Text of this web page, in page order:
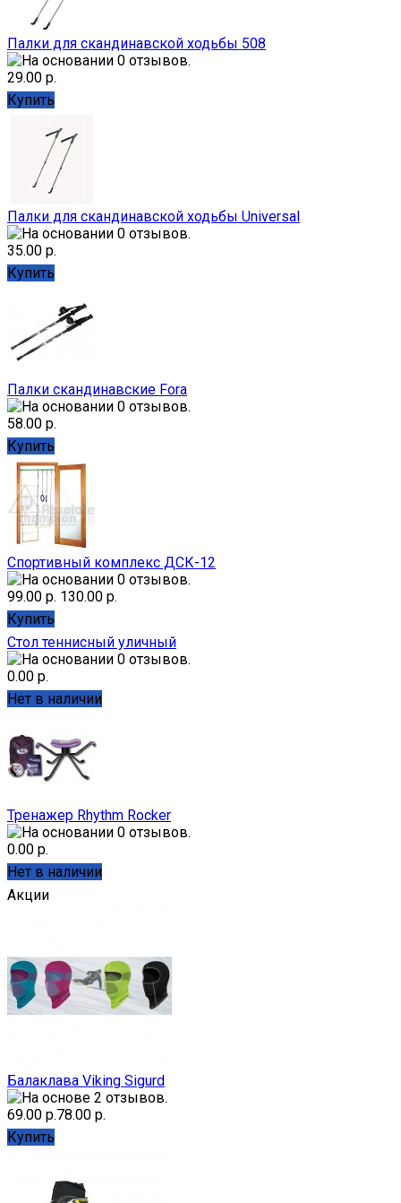
Палки для скандинавской ходьбы 508
29.00 р.
Купить
Палки для скандинавской ходьбы Universal
35.00 р.
Купить
Палки скандинавские Fora
58.00 р.
Купить
Спортивный комплекс ДСК-12
99.00 р. 130.00 р.
Купить
Стол теннисный уличный
0.00 р.
Нет в наличии
Тренажер Rhythm Rocker
0.00 р.
Нет в наличии
Акции
Балаклава Viking Sigurd
69.00 р.78.00 р.
Купить